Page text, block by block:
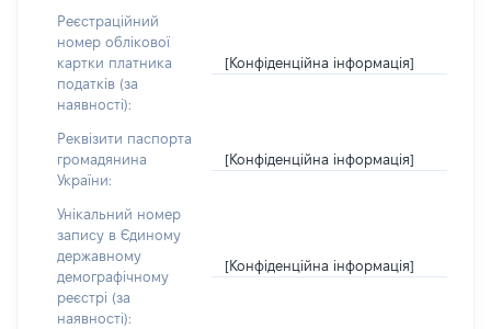
Реєстраційний
номер облікової
картки платника
податків (за
наявності):
[Конфіденційна інформація]
Реквізити паспорта
громадянина
України:
[Конфіденційна інформація]
Унікальний номер
запису в Єдиному
державному
демографічному
реєстрі (за
наявності):
[Конфіденційна інформація]